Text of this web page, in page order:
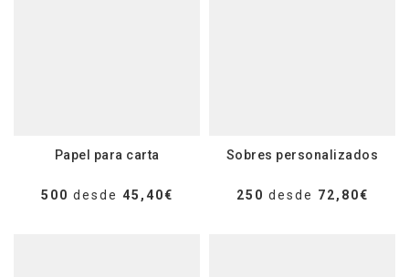
Papel para carta
500 desde 45,40€
Sobres personalizados
250 desde 72,80€